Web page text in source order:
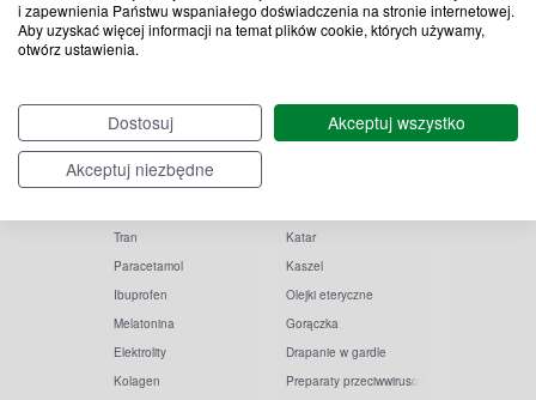
i zapewnienia Państwu wspaniałego doświadczenia na stronie internetowej.
Aby uzyskać więcej informacji na temat plików cookie, których używamy,
otwórz ustawienia.
Dostosuj
Akceptuj wszystko
Akceptuj niezbędne
Popularne zapytania
Witamina D
Witamina C
Tran
Paracetamol
Ibuprofen
Melatonina
Elektrolity
Kolagen
Przeziębienie i grypa
Katar
Kaszel
Olejki eteryczne
Gorączka
Drapanie w gardle
Preparaty przeciwwirusowe